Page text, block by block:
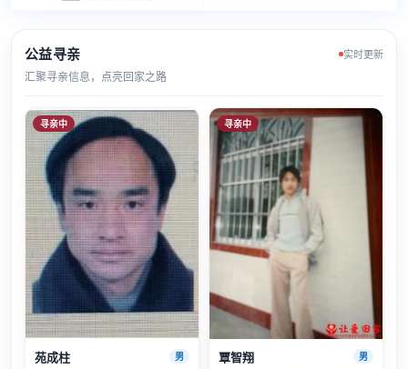
公益寻亲 实时更新
汇聚寻亲信息，点亮回家之路
寻亲中
苑成柱 男
寻亲中
覃智翔 男